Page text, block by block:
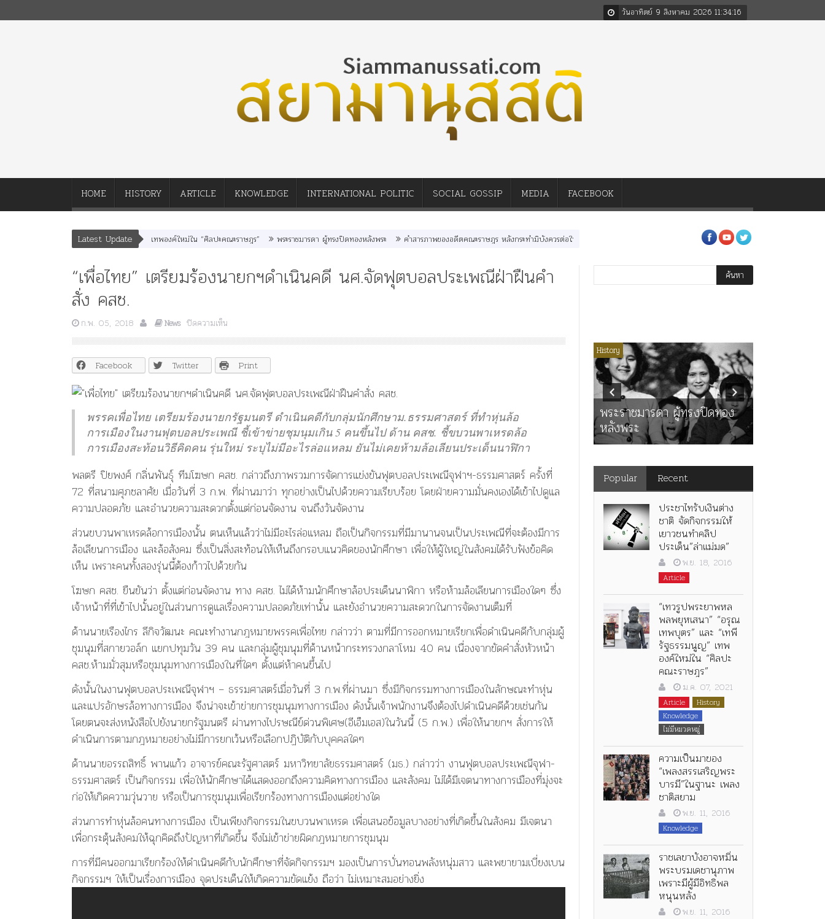
วันอาทิตย์ 9 สิงหาคม 2026 11:34:17
HOME HISTORY ARTICLE KNOWLEDGE INTERNATIONAL POLITIC SOCIAL GOSSIP MEDIA FACEBOOK
Latest Update
” “อรุณเทพบุตร” และ “เทพีรัฐธรรมนูญ” เทพองค์ใหม่ใน “ศิลปะคณะราษฎร” พระราชมารดา ผู้ทรงปิดทองหลังพระ คำสารภาพของอดีตคณะราษฎร หลังกระทำมิบังควรต่อในหลวงสามรัชกาล ร่วมกว่า 80ปี ร.๖ สร้าง “จุฬาลงกรณ์มหาวิทยาลัย” ตามพระรา
“เพื่อไทย” เตรียมร้องนายกฯดำเนินคดี นศ.จัดฟุตบอลประเพณีฝ่าฝืนคำ
สั่ง คสช.
ก.พ. 05, 2018 News ปิดความเห็น
“เพื่อ
ไทย”
เตรียม
ร้อง
ยกฯ
คดี
นศ.จัด
ฟุตบอล
ฝ่าฝืน
คำ
สั่ง
คสช.
Facebook Twitter Print
พรรคเพื่อไทย เตรียมร้องนายกรัฐมนตรี ดำเนินคดีกับกลุ่มนักศึกษาม.ธรรมศาสตร์ ที่ทำหุ่นล้อ
การเมืองในงานฟุตบอลประเพณี ชี้เข้าข่ายชุมนุมเกิน 5 คนขึ้นไป ด้าน คสช. ชี้ขบวนพาเหรดล้อ
การเมืองสะท้อนวิธีคิดคน รุ่นใหม่ ระบุไม่มีอะไรล่อแหลม ยันไม่เคยห้ามล้อเลียนประเด็นนาฬิกา
พลตรี ปิยพงศ์ กลิ่นพันธุ์ ทีมโฆษก คสช. กล่าวถึงภาพรวมการจัดการแข่งขันฟุตบอลประเพณีจุฬาฯ-ธรรมศาสตร์ ครั้งที่
72 ที่สนามศุภชลาศัย เมื่อวันที่ 3 ก.พ. ที่ผ่านมาว่า ทุกอย่างเป็นไปด้วยความเรียบร้อย โดยฝ่ายความมั่นคงเองได้เข้าไปดูแล
ความปลอดภัย และอำนวยความสะดวกตั้งแต่ก่อนจัดงาน จนถึงวันจัดงาน
ส่วนขบวนพาเหรดล้อการเมืองนั้น ตนเห็นแล้วว่าไม่มีอะไรล่อแหลม ถือเป็นกิจกรรมที่มีมานานจนเป็นประเพณีที่จะต้องมีการ
ล้อเลียนการเมือง และล้อสังคม ซึ่งเป็นสิ่งสะท้อนให้เห็นถึงกรอบแนวคิดของนักศึกษา เพื่อให้ผู้ใหญ่ในสังคมได้รับฟังข้อคิด
เห็น เพราะคนทั้งสองรุ่นนี้ต้องก้าวไปด้วยกัน
โฆษก คสช. ยืนยันว่า ตั้งแต่ก่อนจัดงาน ทาง คสช. ไม่ได้ห้ามนักศึกษาล้อประเด็นนาฬิกา หรือห้ามล้อเลียนการเมืองใดๆ ซึ่ง
เจ้าหน้าที่ที่เข้าไปนั้นอยู่ในส่วนการดูแลเรื่องความปลอดภัยเท่านั้น และยังอำนวยความสะดวกในการจัดงานเต็มที่
ด้านนายเรืองไกร ลีกิจวัฒนะ คณะทำงานกฎหมายพรรคเพื่อไทย กล่าวว่า ตามที่มีการออกหมายเรียกเพื่อดำเนินคดีกับกลุ่มผู้
ชุมนุมที่สกายวอล์ก แยกปทุมวัน 39 คน และกลุ่มผู้ชุมนุมที่ด้านหน้ากระทรวงกลาโหม 40 คน เนื่องจากขัดคำสั่งหัวหน้า
คสช.ห้ามมั่วสุมหรือชุมนุมทางการเมืองในที่ใดๆ ตั้งแต่ห้าคนขึ้นไป
ดังนั้นในงานฟุตบอลประเพณีจุฬาฯ – ธรรมศาสตร์เมื่อวันที่ 3 ก.พ.ที่ผ่านมา ซึ่งมีกิจกรรมทางการเมืองในลักษณะทำหุ่น
และแปรอักษรล้อทางการเมือง จึงน่าจะเข้าข่ายการชุมนุมทางการเมือง ดังนั้นเจ้าพนักงานจึงต้องไปดำเนินคดีด้วยเช่นกัน
โดยตนจะส่งหนังสือไปยังนายกรัฐมนตรี ผ่านทางไปรษณีย์ด่วนพิเศษ(อีเอ็มเอส)ในวันนี้ (5 ก.พ.) เพื่อให้นายกฯ สั่งการให้
ดำเนินการตามกฎหมายอย่างไม่มีการยกเว้นหรือเลือกปฏิบัติกับบุคคลใดๆ
ด้านนายอรรถสิทธิ์ พานแก้ว อาจารย์คณะรัฐศาสตร์ มหาวิทยาลัยธรรมศาสตร์ (มธ.) กล่าวว่า งานฟุตบอลประเพณีจุฬา-
ธรรมศาสตร์ เป็นกิจกรรม เพื่อให้นักศึกษาได้แสดงออกถึงความคิดทางการเมือง และสังคม ไม่ได้มีเจตนาทางการเมืองที่มุ่งจะ
ก่อให้เกิดความวุ่นวาย หรือเป็นการชุมนุมเพื่อเรียกร้องทางการเมืองแต่อย่างใด
ส่วนการทำหุ่นล้อคนทางการเมือง เป็นเพียงกิจกรรมในขบวนพาเหรด เพื่อเสนอข้อมูลบางอย่างที่เกิดขึ้นในสังคม มีเจตนา
เพื่อกระตุ้นสังคมให้ฉุกคิดถึงปัญหาที่เกิดขึ้น จึงไม่เข้าข่ายผิดกฎหมายการชุมนุม
การที่มีคนออกมาเรียกร้องให้ดำเนินคดีกับนักศึกษาที่จัดกิจกรรมฯ มองเป็นการบั่นทอนพลังหนุ่มสาว และพยายามเบี่ยงเบน
กิจกรรมฯ ให้เป็นเรื่องการเมือง จุดประเด็นให้เกิดความขัดแย้ง ถือว่า ไม่เหมาะสมอย่างยิ่ง
องค์ใหม่ใน “ศิลปะคณะ
ราษฎร”
History
พระราชมารดา ผู้ทรงปิดทอง
หลังพระ
Popular Recent
ประชาไทรับเงินต่าง
ชาติ จัดกิจกรรมให้
เยาวชนทำคลิป
ประเด็น”ล่าแม่มด”
พ.ย. 18, 2016
Article
“เทวรูปพระยาพหล
พลพยุหเสนา” “อรุณ
เทพบุตร” และ “เทพี
รัฐธรรมนูญ” เทพ
องค์ใหม่ใน “ศิลปะ
คณะราษฎร”
ม.ค. 07, 2021
Article
History
Knowledge
ไม่มีหมวดหมู่
ความเป็นมาของ
“เพลงสรรเสริญพระ
บารมี”ในฐานะ เพลง
ชาติสยาม
พ.ย. 11, 2016
Knowledge
ราชเลขาบังอาจหมิ่น
พระบรมเดชานุภาพ
เพราะมีผู้มีอิทธิพล
หนุนหลัง
พ.ย. 11, 2016